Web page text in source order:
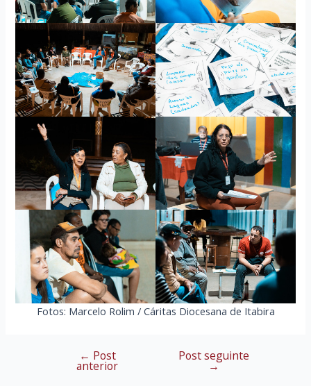
Fotos: Marcelo Rolim / Cáritas Diocesana de Itabira
Navegação
← Post
anterior
Post seguinte
→